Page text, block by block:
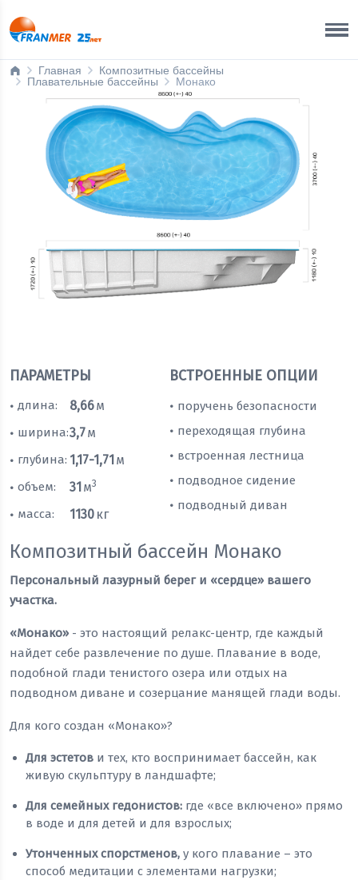
Главная
Композитные бассейны
Плавательные бассейны
Монако
ПАРАМЕТРЫ
• длина: 8,66м
• ширина:3,7м
• глубина: 1,17-1,71 м
• объем: 31 м3
• масса: 1130 кг
ВСТРОЕННЫЕ ОПЦИИ
• поручень безопасности
• переходящая глубина
• встроенная лестница
• подводное сидение
• подводный диван
Композитный бассейн Монако
Персональный лазурный берег и «сердце» вашего
участка.
«Монако» - это настоящий релакс-центр, где каждый
найдет себе развлечение по душе. Плавание в воде,
подобной глади тенистого озера или отдых на
подводном диване и созерцание манящей глади воды.
Для кого создан «Монако»?
Для эстетов и тех, кто воспринимает бассейн, как
живую скульптуру в ландшафте;
Для семейных гедонистов: где «все включено» прямо
в воде и для детей и для взрослых;
Утонченных спорстменов, у кого плавание – это
способ медитации с элементами нагрузки;